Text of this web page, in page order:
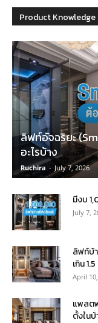
Product Knowledge
ลิฟท์อัจฉริยะ
อะไรบ้าง
Ruchira - July 7, 2026
มีงบ
July 7,
ลิฟท์บ้
เกิน
April
แพลต
ตั้งในบ้